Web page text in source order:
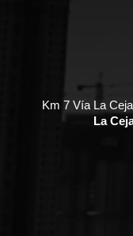
Km 7 Vía La
La